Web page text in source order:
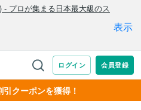
クーポンを獲得！